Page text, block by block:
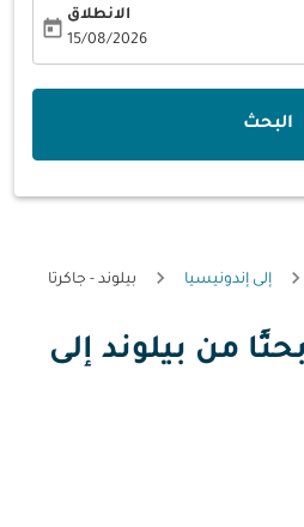
الانطلاق
15/08/2026
today
البحث
إلى إندونيسيا بيلوند - جاكرتا
بحثًا من بيلوند إلى
و/أو وجهة) أو التفاعل مع